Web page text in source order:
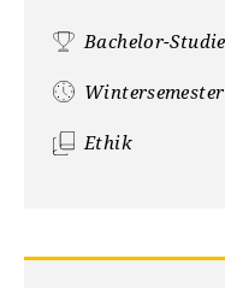
Bachelor-
Wintersemester
Ethik